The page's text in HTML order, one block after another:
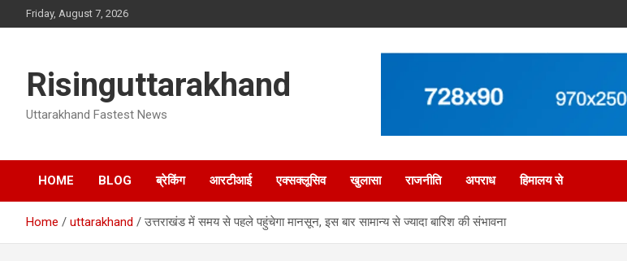
to
Friday, August 7, 2026
Risinguttarakhand
Uttarakhand Fastest News
HOME BLOG ब्रेकिंग आरटीआई एक्सक्लूसिव खुलासा राजनीति अपराध हिमालय से
Home uttarakhand उत्तराखंड में समय से पहले पहुंचेगा मानसून, इस बार सामान्य से ज्यादा बारिश की संभावना